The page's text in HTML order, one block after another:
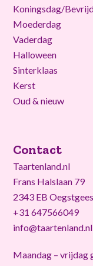
Koningsdag/
Moederdag
Vaderdag
Halloween
Sinterklaas
Kerst
Oud & nieuw
Contact
Taartenland.nl
Frans Halslaan 79
2343 EB
+31 647566049
info@taartenland.nl
Maandag – vrijdag